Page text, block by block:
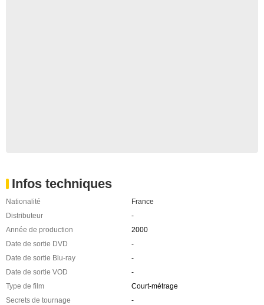
Infos techniques
Nationalité
France
Distributeur
-
Année de production
2000
Date de sortie DVD
-
Date de sortie Blu-ray
-
Date de sortie VOD
-
Type de film
Court-métrage
Secrets de tournage
-